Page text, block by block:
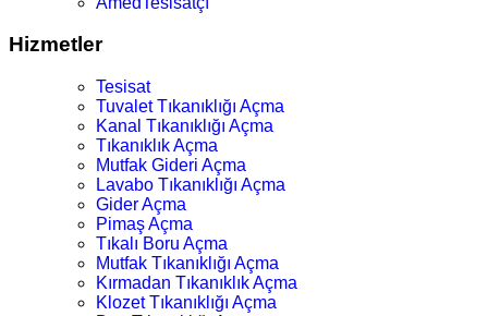
Hizmetler
Tesisat
Tuvalet Tıkanıklığı Açma
Kanal Tıkanıklığı Açma
Tıkanıklık Açma
Mutfak Gideri Açma
Lavabo Tıkanıklığı Açma
Gider Açma
Pimaş Açma
Tıkalı Boru Açma
Mutfak Tıkanıklığı Açma
Kırmadan Tıkanıklık Açma
Klozet Tıkanıklığı Açma